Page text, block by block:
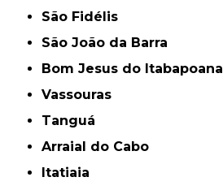
São Fidélis
São João da Barra
Bom Jesus do Itabapoana
Vassouras
Tanguá
Arraial do Cabo
Itatiaia